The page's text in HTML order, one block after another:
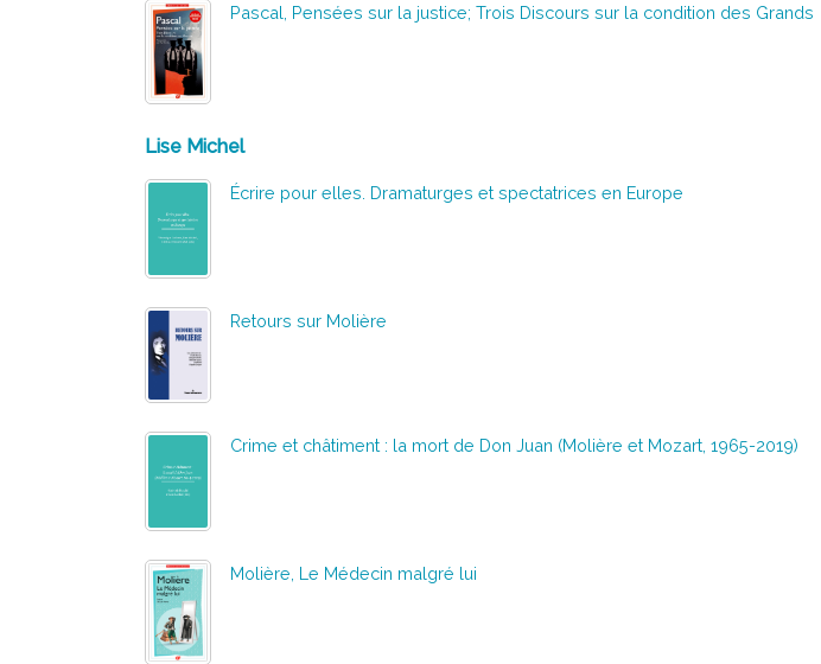
Pascal, Pensées sur la justice; Trois Discours sur la condition des Grands
Lise Michel
Écrire pour elles. Dramaturges et spectatrices en Europe
Retours sur Molière
Crime et châtiment : la mort de Don Juan (Molière et Mozart, 1965-2019)
Molière, Le Médecin malgré lui